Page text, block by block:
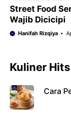
Street Food
Wajib Dicicipi
Hanifah Rizqiya
Kuliner
Cara